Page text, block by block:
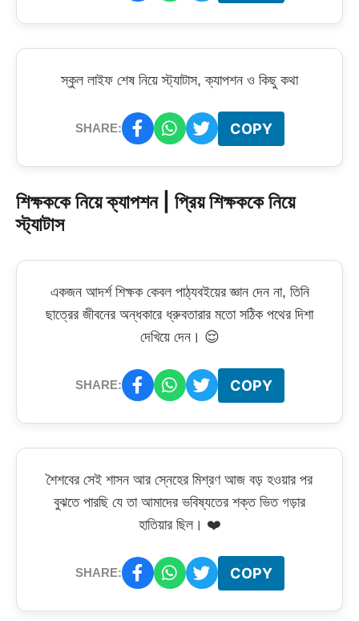
স্কুল লাইফ শেষ নিয়ে স্ট্যাটাস, ক্যাপশন ও কিছু কথা
SHARE: COPY
শিক্ষককে নিয়ে ক্যাপশন | প্রিয় শিক্ষককে নিয়ে
স্ট্যাটাস
একজন আদর্শ শিক্ষক কেবল পাঠ্যবইয়ের জ্ঞান দেন না, তিনি
ছাত্রের জীবনের অন্ধকারে ধ্রুবতারার মতো সঠিক পথের দিশা
দেখিয়ে দেন। 😌
SHARE: COPY
শৈশবের সেই শাসন আর স্নেহের মিশ্রণ আজ বড় হওয়ার পর
বুঝতে পারছি যে তা আমাদের ভবিষ্যতের শক্ত ভিত গড়ার
হাতিয়ার ছিল। ❤️
SHARE: COPY